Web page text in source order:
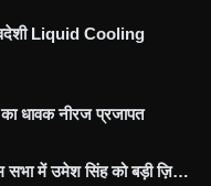
Liquid Cooling
धावक नीरज प्रजापत
सभा में उमेश सिंह को बड़ी ज़ि…